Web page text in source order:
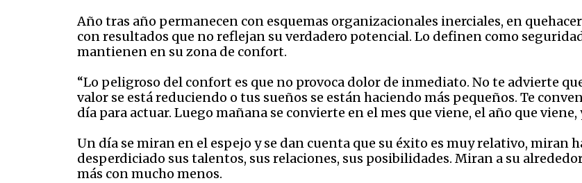
Año tras año permanecen con esquemas organizacionales inerciales, en
con resultados que no reflejan su verdadero potencial. Lo definen como
mantienen en su zona de confort.
“Lo peligroso del confort es que no provoca dolor de inmediato. No te advierte
valor se está reduciendo o tus sueños se están haciendo más pequeños. Te
día para actuar. Luego mañana se convierte en el mes que viene, el año que
Un día se miran en el espejo y se dan cuenta que su éxito es muy relativo, miran
desperdiciado sus talentos, sus relaciones, sus posibilidades. Miran a su
más con mucho menos.